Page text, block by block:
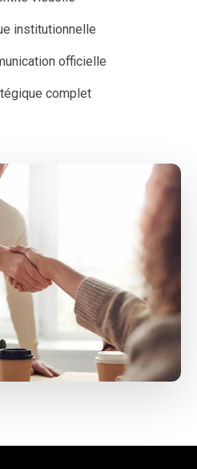
institutionnelle
officielle
complet